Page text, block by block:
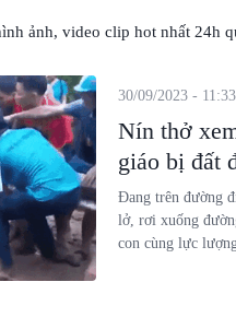
ảnh, video clip hot nhất 24h
Nín thở
giáo bị đất
30/09/2023 - 11:33
Đang trên đường
lở, rơi xuống
con cùng lực